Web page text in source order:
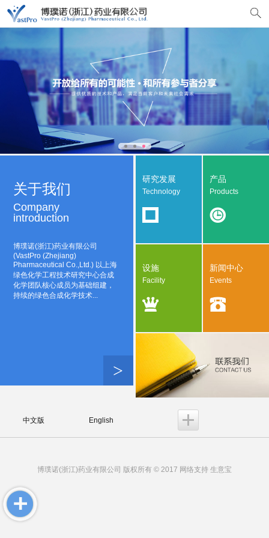
>
关于我们
Company
introduction
博璞诺(浙江)药业有限公司
(VastPro (Zhejiang)
Pharmaceutical Co.,Ltd.) 以上海
绿色化学工程技术研究中心合成
化学团队核心成员为基础组建，
持续的绿色合成化学技术...
研究发展
Technology
产品
Products
设施
Facility
新闻中心
Events
中文版 English
博璞诺(浙江)药业有限公司 版权所有 © 2017 网络支持 生意宝